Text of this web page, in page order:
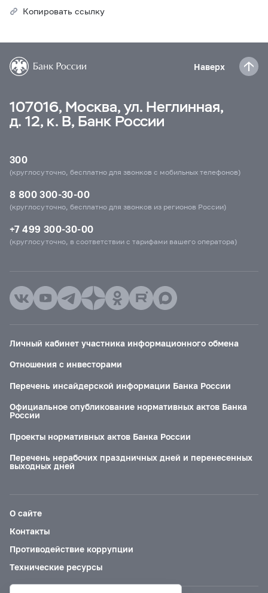
Копировать ссылку
Наверх
107016, Москва, ул. Неглинная,
д. 12, к. В, Банк России
300
(круглосуточно, бесплатно для звонков с мобильных телефонов)
8 800 300-30-00
(круглосуточно, бесплатно для звонков из регионов России)
+7 499 300-30-00
(круглосуточно, в соответствии с тарифами вашего оператора)
Личный кабинет участника информационного обмена
Отношения с инвесторами
Перечень инсайдерской информации Банка России
Официальное опубликование нормативных актов Банка
России
Проекты нормативных актов Банка России
Перечень нерабочих праздничных дней и перенесенных
выходных дней
О сайте
Контакты
Противодействие коррупции
Технические ресурсы